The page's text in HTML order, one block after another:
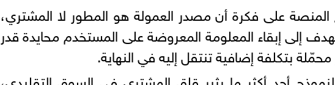
على فكرة أن مصدر العمولة هو المطور لا المشتري،
إلى إبقاء المعلومة المعروضة على المستخدم محايدة قدر
بتكلفة إضافية تنتقل إليه في النهاية.
أحد أكثر ما يثير قلق المشتري في السوق التقليدي،